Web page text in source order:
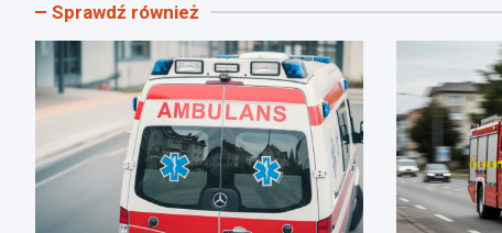
Sprawdź również